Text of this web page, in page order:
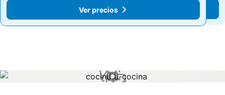
Ver precios
Ver precios
1 / 1